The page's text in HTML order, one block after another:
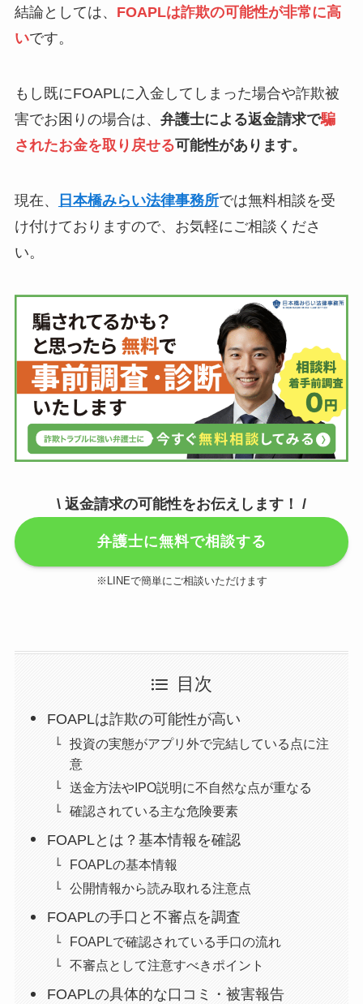
結論としては、 FOAPLは詐欺の可能性が非常に高
いです。
もし既にFOAPLに入金してしまった場合や詐欺被
害でお困りの場合は、 弁護士による返金請求で騙
されたお金を取り戻せる可能性があります。
現在、 日本橋みらい法律事務所では無料相談を受
け付けておりますので、お気軽にご相談くださ
い。
\ 返金請求の可能性をお伝えします！ /
弁護士に無料で相談する
※LINEで簡単にご相談いただけます
目次
FOAPLは詐欺の可能性が高い
投資の実態がアプリ外で完結している点に注
意
送金方法やIPO説明に不自然な点が重なる
確認されている主な危険要素
FOAPLとは？基本情報を確認
FOAPLの基本情報
公開情報から読み取れる注意点
FOAPLの手口と不審点を調査
FOAPLで確認されている手口の流れ
不審点として注意すべきポイント
FOAPLの具体的な口コミ・被害報告